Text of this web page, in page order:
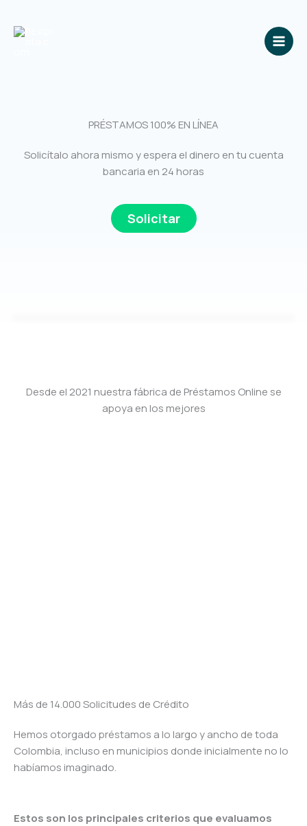
contenido
PRÉSTAMOS 100% EN LÍNEA
Solicítalo ahora mismo y espera el dinero en tu cuenta
bancaria en 24 horas
Solicitar
Desde el 2021 nuestra fábrica de Préstamos Online se
apoya en los mejores
Más de 14.000 Solicitudes de Crédito
Hemos otorgado préstamos a lo largo y ancho de toda
Colombia, incluso en municipios donde inicialmente no lo
habíamos imaginado.
Estos son los principales criterios que evaluamos